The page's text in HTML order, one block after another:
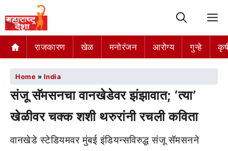
राजकारण खेळ मनोरंजन आरोग्य गुन्हे
Home » India
संजू सॅमसनचा वानखेडेवर झंझावात; ‘त्या’
खेळीवर चक्क शशी थरुरांनी रचली कविता
वानखेडे स्टेडियमवर मुंबई इंडियन्सविरुद्ध संजू सॅमसनने